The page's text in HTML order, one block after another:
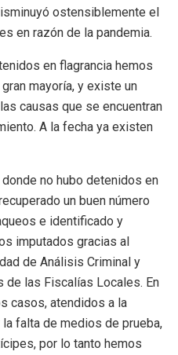
ostensiblemente el
en razón de la pandemia.
en flagrancia hemos
mayoría, y existe un
causas que se encuentran
A la fecha ya existen
no hubo detenidos en
un buen número
e identificado y
imputados gracias al
de Análisis Criminal y
de las Fiscalías Locales. En
casos, atendidos a la
falta de medios de prueba,
por lo tanto hemos